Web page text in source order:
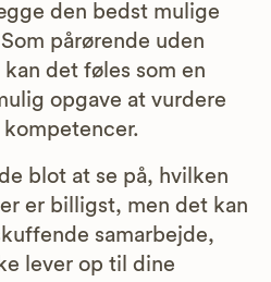
den bedst mulige
pårørende uden
det føles som en
opgave at vurdere
blot at se på, hvilken
er billigst, men det kan
samarbejde,
lever op til dine